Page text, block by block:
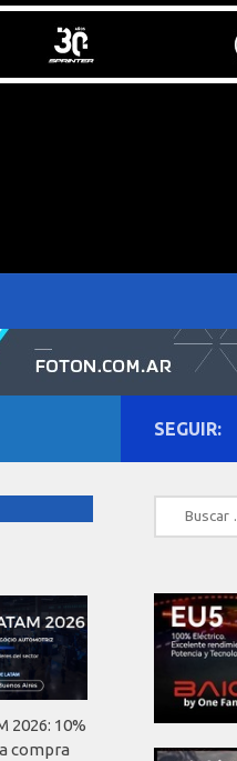
SEGUIR:
Buscar:
2026: 10%
compra